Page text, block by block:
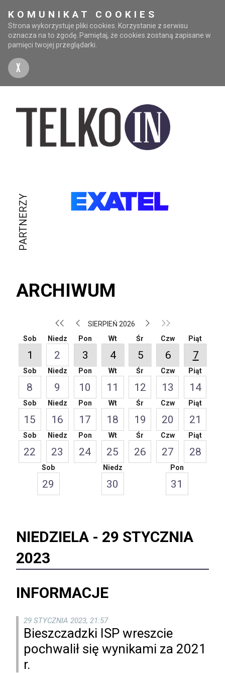
KOMUNIKAT COOKIES
Strona wykorzystuje pliki cookies. Korzystanie z serwisu
oznacza na to zgodę. Pamiętaj, że cookies zostaną zapisane w
pamięci twojej przeglądarki.
X
PARTNERZY
ARCHIWUM
SIERPIEŃ 2026
Sob
1
Niedz
2
Pon
3
Wt
4
Śr
5
Czw
6
Piąt
7
Sob
8
Niedz
9
Pon
10
Wt
11
Śr
12
Czw
13
Piąt
14
Sob
15
Niedz
16
Pon
17
Wt
18
Śr
19
Czw
20
Piąt
21
Sob
22
Niedz
23
Pon
24
Wt
25
Śr
26
Czw
27
Piąt
28
Sob
29
Niedz
30
Pon
31
NIEDZIELA - 29 STYCZNIA
2023
INFORMACJE
29 STYCZNIA 2023, 21:57
Bieszczadzki ISP wreszcie
pochwalił się wynikami za 2021
r.